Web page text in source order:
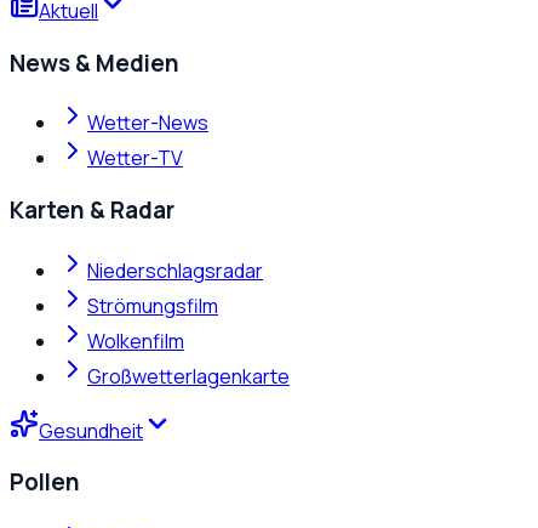
Aktuell
News & Medien
Wetter-News
Wetter-TV
Karten & Radar
Niederschlagsradar
Strömungsfilm
Wolkenfilm
Großwetterlagenkarte
Gesundheit
Pollen